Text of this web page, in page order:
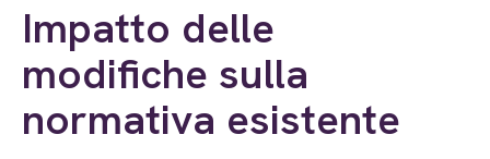
Impatto delle
modifiche sulla
normativa esistente